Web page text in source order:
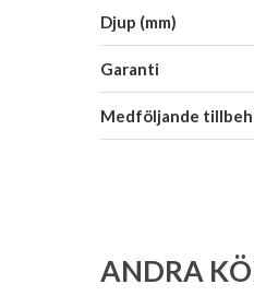
Djup (mm)
Garanti
Medföljande
ANDRA